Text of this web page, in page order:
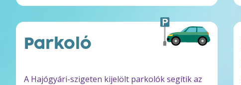
Parkoló
A Hajógyári-szigeten kijelölt parkolók segítik az